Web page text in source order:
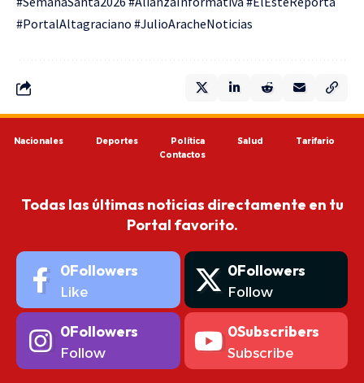
#PortalAltagraciano #JulioAracheNoticias
Nacionales Deportes Política Salud
Tarifario
Contactos
Todas las últimas noticias directamente en tu
Portal favorito.
0Followers
Like
0Followers
Follow
0Followers
Follow
0Subscribers
Subscribe